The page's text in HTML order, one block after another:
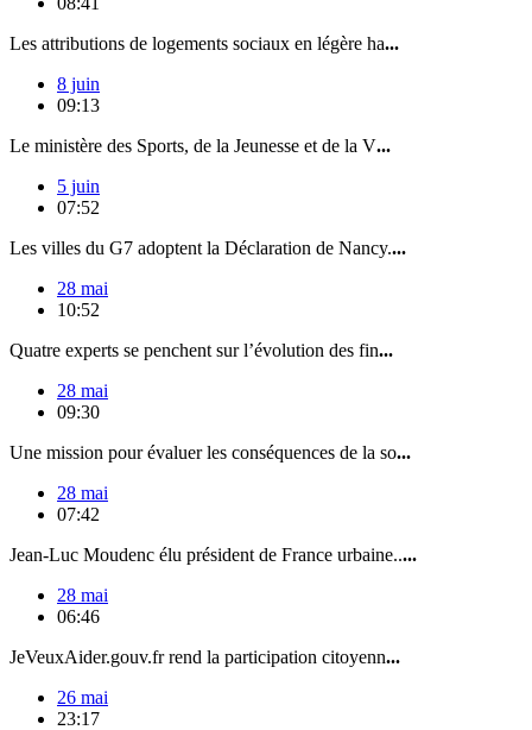
Les attributions de logements sociaux en légère ha...
8 juin
09:13
Le ministère des Sports, de la Jeunesse et de la V...
5 juin
07:52
Les villes du G7 adoptent la Déclaration de Nancy....
28 mai
10:52
Quatre experts se penchent sur l’évolution des fin...
28 mai
09:30
Une mission pour évaluer les conséquences de la so...
28 mai
07:42
Jean-Luc Moudenc élu président de France urbaine.....
28 mai
06:46
JeVeuxAider.gouv.fr rend la participation citoyenn...
26 mai
23:17